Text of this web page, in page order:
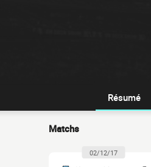
Résumé
Matchs
02/12/17